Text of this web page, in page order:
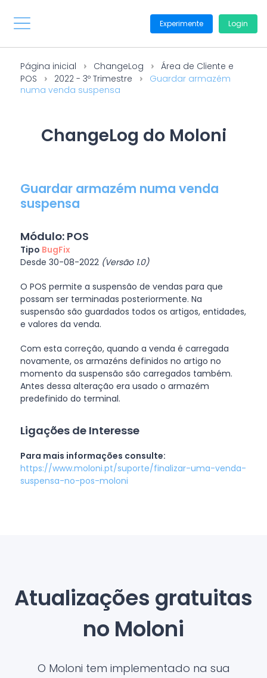
Experimente Login
Página inicial ChangeLog
Área de Cliente e
POS
2022 - 3º Trimestre
Guardar armazém
numa venda suspensa
ChangeLog do Moloni
Guardar armazém numa venda
suspensa
Módulo: POS
Tipo BugFix
Desde 30-08-2022 (Versão 1.0)
O POS permite a suspensão de vendas para que
possam ser terminadas posteriormente. Na
suspensão são guardados todos os artigos, entidades,
e valores da venda.
Com esta correção, quando a venda é carregada
novamente, os armazéns definidos no artigo no
momento da suspensão são carregados também.
Antes dessa alteração era usado o armazém
predefinido do terminal.
Ligações de Interesse
Para mais informações consulte:
https://www.moloni.pt/suporte/finalizar-uma-venda-
suspensa-no-pos-moloni
Atualizações gratuitas
no Moloni
O Moloni tem implementado na sua